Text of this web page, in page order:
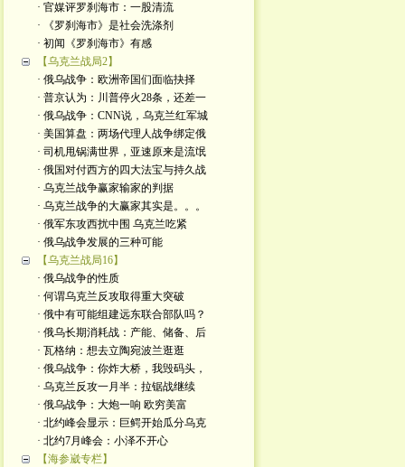
· 官媒评罗刹海市：一股清流
· 《罗刹海市》是社会洗涤剂
· 初闻《罗刹海市》有感
【乌克兰战局2】
· 俄乌战争：欧洲帝国们面临抉择
· 普京认为：川普停火28条，还差一
· 俄乌战争：CNN说，乌克兰红军城
· 美国算盘：两场代理人战争绑定俄
· 司机甩锅满世界，亚速原来是流氓
· 俄国对付西方的四大法宝与持久战
· 乌克兰战争赢家输家的判据
· 乌克兰战争的大赢家其实是。。。
· 俄军东攻西扰中围 乌克兰吃紧
· 俄乌战争发展的三种可能
【乌克兰战局16】
· 俄乌战争的性质
· 何谓乌克兰反攻取得重大突破
· 俄中有可能组建远东联合部队吗？
· 俄乌长期消耗战：产能、储备、后
· 瓦格纳：想去立陶宛波兰逛逛
· 俄乌战争：你炸大桥，我毁码头，
· 乌克兰反攻一月半：拉锯战继续
· 俄乌战争：大炮一响 欧穷美富
· 北约峰会显示：巨鳄开始瓜分乌克
· 北约7月峰会：小泽不开心
【海参崴专栏】